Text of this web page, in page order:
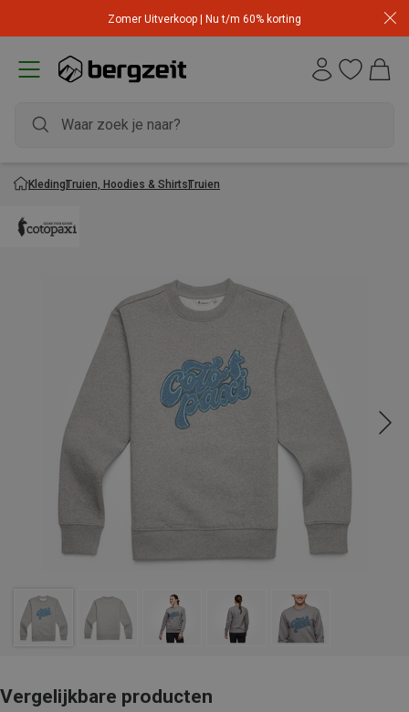
Zomer Uitverkoop | Nu t/m 60% korting
KledingTruien, Hoodies & ShirtsTruien
Vergelijkbare producten